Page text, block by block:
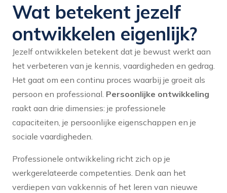
Wat betekent jezelf
ontwikkelen eigenlijk?
Jezelf ontwikkelen betekent dat je bewust werkt aan
het verbeteren van je kennis, vaardigheden en gedrag.
Het gaat om een continu proces waarbij je groeit als
persoon en professional. Persoonlijke ontwikkeling
raakt aan drie dimensies: je professionele
capaciteiten, je persoonlijke eigenschappen en je
sociale vaardigheden.
Professionele ontwikkeling richt zich op je
werkgerelateerde competenties. Denk aan het
verdiepen van vakkennis of het leren van nieuwe